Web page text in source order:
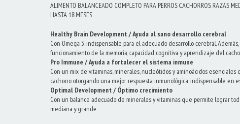
ALIMENTO BALANCEADO COMPLETO PARA PERROS CACHORROS RAZAS
HASTA 18 MESES
Healthy Brain Development / Ayuda al sano desarrollo cerebral
Con Omega 3, indispensable para el adecuado desarrollo cerebral.
funcionamiento de la memoria, capacidad cognitiva y aprendizaje del
Pro Immune / Ayuda a fortalecer el sistema inmune
Con un mix de vitaminas, minerales, nucleótidos y aminoácidos
cachorro otorgando una mejor respuesta inmunológica, indispensable en
Optimal Development / Óptimo crecimiento
Con un balance adecuado de minerales y vitaminas que permite lograr
mediana y grande